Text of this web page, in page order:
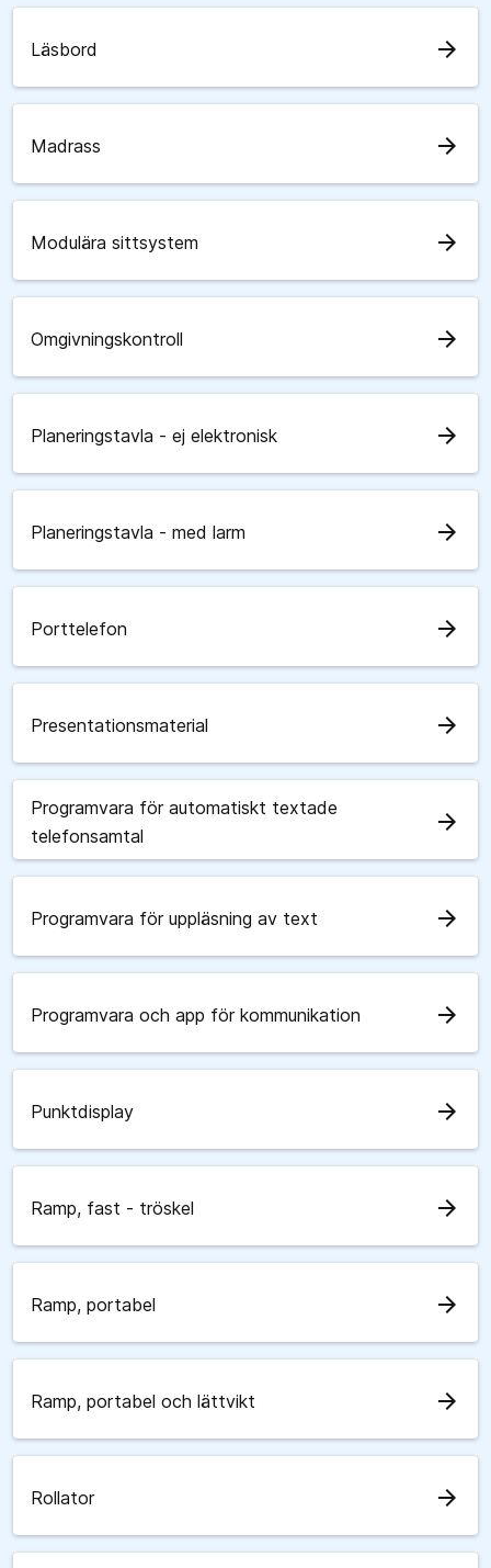
Läsbord arrow_forward
Madrass arrow_forward
Modulära sittsystem arrow_forward
Omgivningskontroll arrow_forward
Planeringstavla - ej elektronisk arrow_forward
Planeringstavla - med larm arrow_forward
Porttelefon arrow_forward
Presentationsmaterial arrow_forward
Programvara för automatiskt textade
telefonsamtal
arrow_forward
Programvara för uppläsning av text arrow_forward
Programvara och app för kommunikation arrow_forward
Punktdisplay arrow_forward
Ramp, fast - tröskel arrow_forward
Ramp, portabel arrow_forward
Ramp, portabel och lättvikt arrow_forward
Rollator arrow_forward